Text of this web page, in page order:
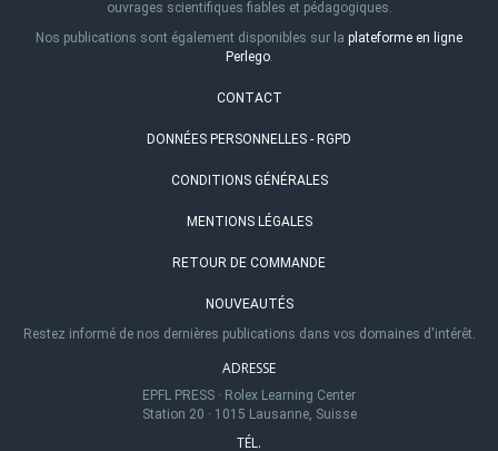
ouvrages scientifiques fiables et pédagogiques.
Nos publications sont également disponibles sur la plateforme en ligne
Perlego.
CONTACT
DONNÉES PERSONNELLES - RGPD
CONDITIONS GÉNÉRALES
MENTIONS LÉGALES
RETOUR DE COMMANDE
NOUVEAUTÉS
Restez informé de nos dernières publications dans vos domaines d'intérêt.
ADRESSE
EPFL PRESS · Rolex Learning Center
Station 20 · 1015 Lausanne, Suisse
TÉL.